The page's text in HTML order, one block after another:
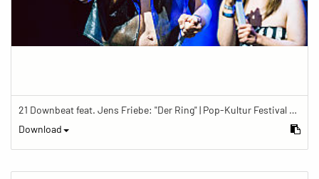
21 Downbeat feat. Jens Friebe: "Der Ring" | Pop-Kultur Festival 2019
Download